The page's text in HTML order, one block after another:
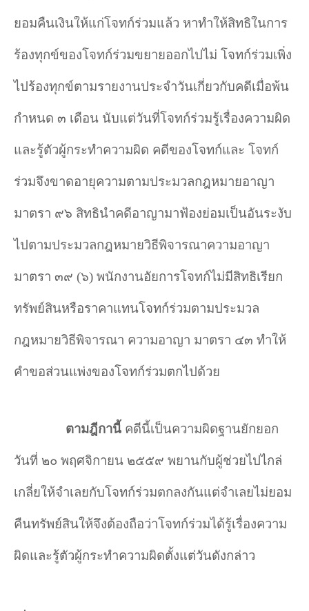
ยอมคืนเงินให้แก่โจทก์ร่วมแล้ว หาทำให้สิทธิในการ
ร้องทุกข์ของโจทก์ร่วมขยายออกไปไม่ โจทก์ร่วมเพิ่ง
ไปร้องทุกข์ตามรายงานประจำวันเกี่ยวกับคดีเมื่อพ้น
กำหนด ๓ เดือน นับแต่วันที่โจทก์ร่วมรู้เรื่องความผิด
และรู้ตัวผู้กระทำความผิด คดีของโจทก์และ โจทก์
ร่วมจึงขาดอายุความตามประมวลกฎหมายอาญา
มาตรา ๙๖ สิทธินำคดีอาญามาฟ้องย่อมเป็นอันระงับ
ไปตามประมวลกฎหมายวิธีพิจารณาความอาญา
มาตรา ๓๙ (๖) พนักงานอัยการโจทก์ไม่มีสิทธิเรียก
ทรัพย์สินหรือราคาแทนโจทก์ร่วมตามประมวล
กฎหมายวิธีพิจารณา ความอาญา มาตรา ๔๓ ทำให้
คำขอส่วนแพ่งของโจทก์ร่วมตกไปด้วย
ตามฎีกานี้ คดีนี้เป็นความผิดฐานยักยอก
วันที่ ๒๐ พฤศจิกายน ๒๕๕๙ พยานกับผู้ช่วยไปไกล่
เกลี่ยให้จำเลยกับโจทก์ร่วมตกลงกันแต่จำเลยไม่ยอม
คืนทรัพย์สินให้จึงต้องถือว่าโจทก์ร่วมได้รู้เรื่องความ
ผิดและรู้ตัวผู้กระทำความผิดตั้งแต่วันดังกล่าว